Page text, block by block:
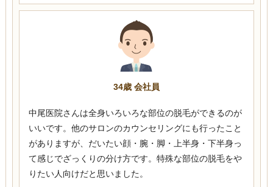
34歳 会社員
中尾医院さんは全身いろいろな部位の脱毛ができるのが
いいです。他のサロンのカウンセリングにも行ったこと
がありますが、だいたい顔・腕・脚・上半身・下半身っ
て感じでざっくりの分け方です。特殊な部位の脱毛をや
りたい人向けだと思いました。